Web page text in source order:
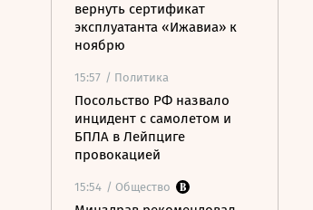
вернуть сертификат
эксплуатанта «Ижавиа» к
ноябрю
15:57 / Политика
Посольство РФ назвало
инцидент с самолетом и
БПЛА в Лейпциге
провокацией
15:54 / Общество